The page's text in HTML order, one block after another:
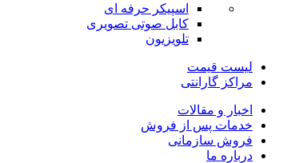
اسپیکر حرفه ای
کابل صوتی تصویری
تلویزیون
لیست قیمت
مراکز گارانتی
اخبار و مقالات
خدمات پس از فروش
فروش سازمانی
درباره ما